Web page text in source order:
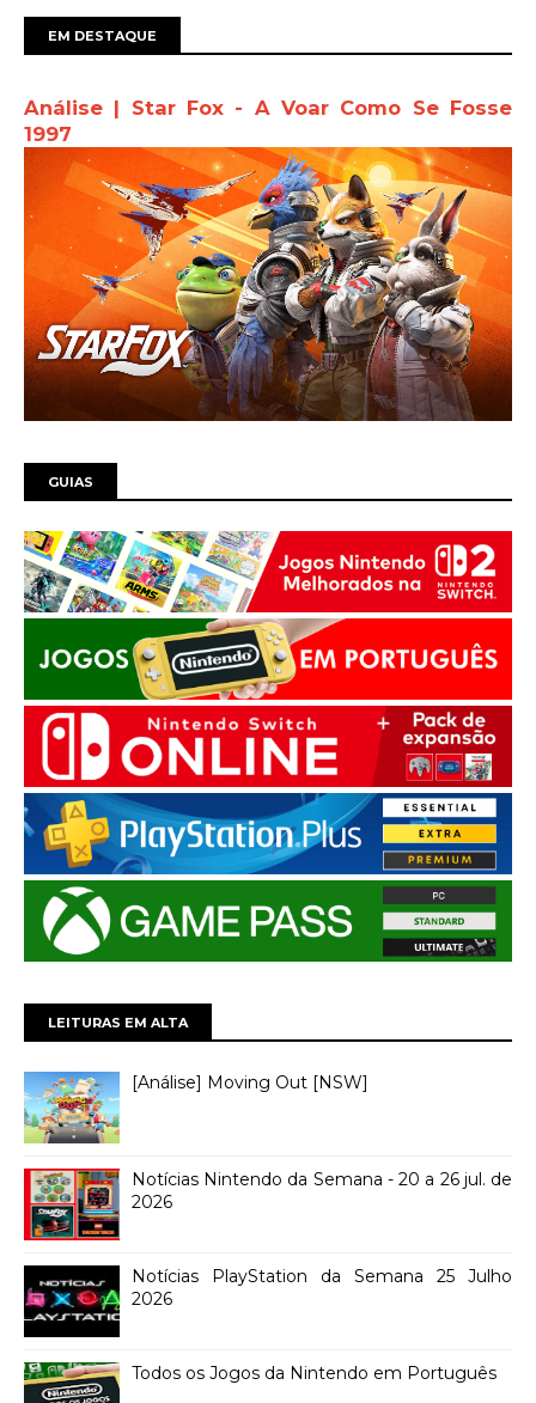
EM DESTAQUE
Análise | Star Fox - A Voar Como Se Fosse
1997
GUIAS
LEITURAS EM ALTA
[Análise] Moving Out [NSW]
Notícias Nintendo da Semana - 20 a 26 jul. de
2026
Notícias PlayStation da Semana 25 Julho
2026
Todos os Jogos da Nintendo em Português